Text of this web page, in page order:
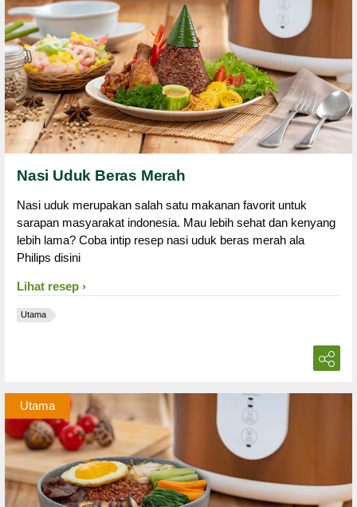
Nasi Uduk Beras Merah
Nasi uduk merupakan salah satu makanan favorit untuk
sarapan masyarakat indonesia. Mau lebih sehat dan kenyang
lebih lama? Coba intip resep nasi uduk beras merah ala
Philips disini
Lihat resep
Utama
Utama